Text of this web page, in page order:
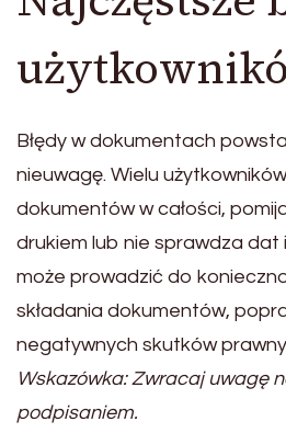
Błędy w dokumentach
nieuwagę. Wielu
dokumentów w całości,
drukiem lub nie sprawdza dat
może prowadzić do
składania dokumentów,
negatywnych skutków
Wskazówka: Zwracaj uwagę
podpisaniem.